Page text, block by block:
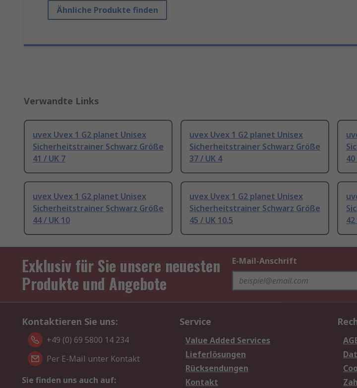
Ähnliche Produkte finden
Verwandte Links
uvex Uvex 1 G2 planet Unisex
Sicherheitstrainer Schwarz Größe
41 / UK 7
uvex Uvex 1 G2 planet Unisex
Sicherheitstrainer Schwarz Größe
37 / UK 4
40
uvex Uvex 1 G2 planet Unisex
Sicherheitstrainer Schwarz Größe
44 / UK 10
uvex Uvex 1 G2 planet Unisex
Sicherheitstrainer Schwarz Größe
45 / UK 10.5
Exklusiv für Sie unsere neuesten
Produkte und Angebote
E-Mail-Anschrift
Kontaktieren Sie uns:
+49 (0) 69 5800 14 234
Per E-Mail unter Kontakt
Sie finden uns auch auf:
Service
Value Added Services
Lieferlösungen
Rücksendungen
Kontakt